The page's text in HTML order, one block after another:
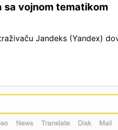
vojnom tematikom
Jandeks (Yandex)